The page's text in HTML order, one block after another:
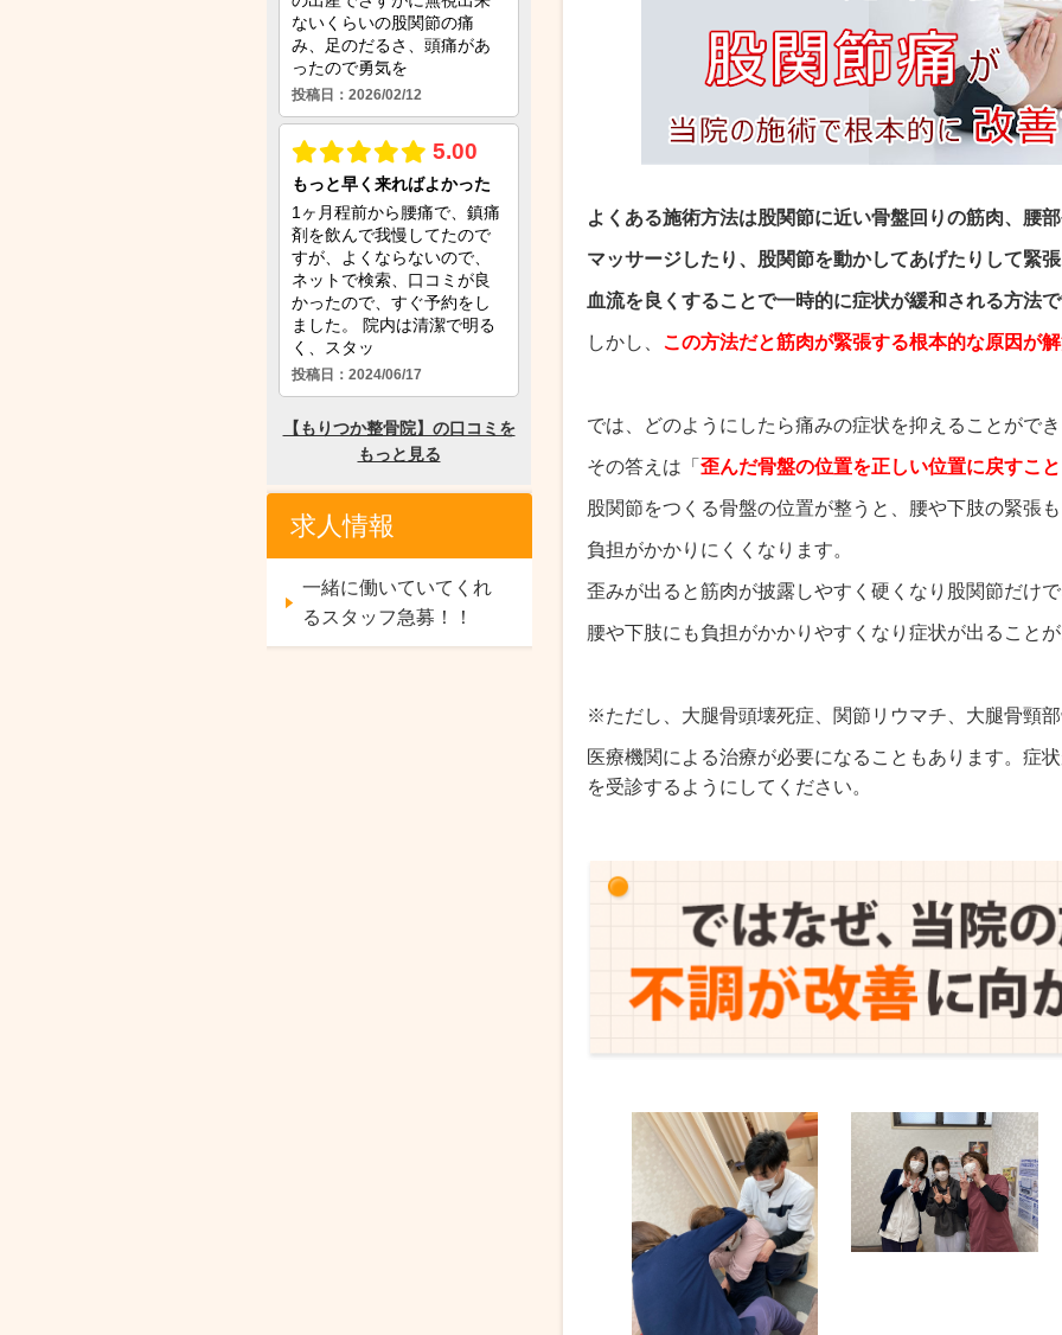
よくある施術方法は股関節に近い骨盤回りの筋肉、腰
マッサージしたり、股関節を動かしてあげたりして緊
血流を良くすることで一時的に症状が緩和される方法
しかし、 この方法だと筋肉が緊張する根本的な原因が
では、どのようにしたら痛みの症状を抑えることがで
その答えは「 歪んだ骨盤の位置を正しい位置に戻すこと
股関節をつくる骨盤の位置が整うと、腰や下肢の緊張
負担がかかりにくくなります。
歪みが出ると筋肉が披露しやすく硬くなり股関節だけ
腰や下肢にも負担がかかりやすくなり症状が出ること
※ただし、大腿骨頭壊死症、関節リウマチ、大腿骨頸
医療機関による治療が必要になることもあります。症
を受診するようにしてください。
求人情報
一緒に働いていてくれ
るスタッフ急募！！